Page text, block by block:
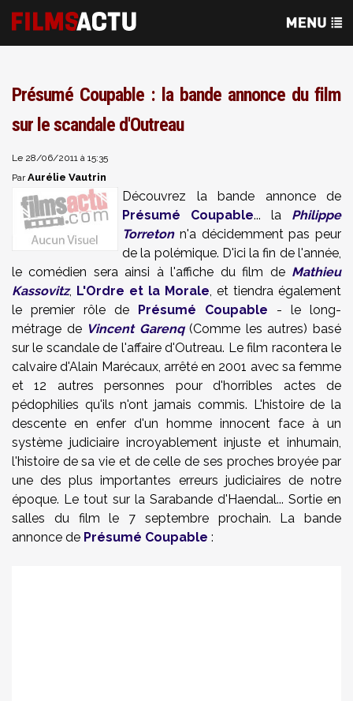
Présumé Coupable : la bande annonce du film
sur le scandale d'Outreau
Le 28/06/2011 à 15:35
ParAurélie Vautrin
Découvrez la bande annonce de
Présumé Coupable... la Philippe
Torretonn'a décidemment pas peur
de la polémique. D'ici la fin de l'année,
le comédien sera ainsi à l'affiche du film de Mathieu
Kassovitz, L'Ordre et la Morale, et tiendra également
le premier rôle de Présumé Coupable - le long-
métrage de Vincent Garenq(Comme les autres) basé
sur le scandale de l'affaire d'Outreau. Le film racontera le
calvaire d'Alain Marécaux, arrêté en 2001 avec sa femme
et 12 autres personnes pour d'horribles actes de
pédophilies qu'ils n'ont jamais commis. L'histoire de la
descente en enfer d'un homme innocent face à un
système judiciaire incroyablement injuste et inhumain,
l'histoire de sa vie et de celle de ses proches broyée par
une des plus importantes erreurs judiciaires de notre
époque. Le tout sur la Sarabande d'Haendal... Sortie en
salles du film le 7 septembre prochain. La bande
annonce de Présumé Coupable :